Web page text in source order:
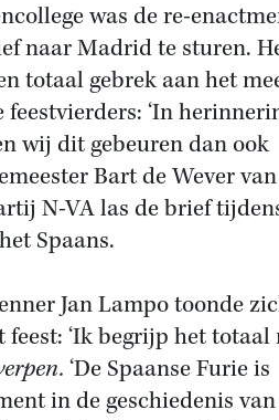
was de re-
naar Madrid te sturen.
totaal gebrek aan het
feestvierders: ‘In
wij dit gebeuren dan ook
Bart de Wever
N-VA las de brief
Spaans.
Jan Lampo toonde
‘Ik begrijp het totaal
‘De Spaanse Furie is
in de geschiedenis van